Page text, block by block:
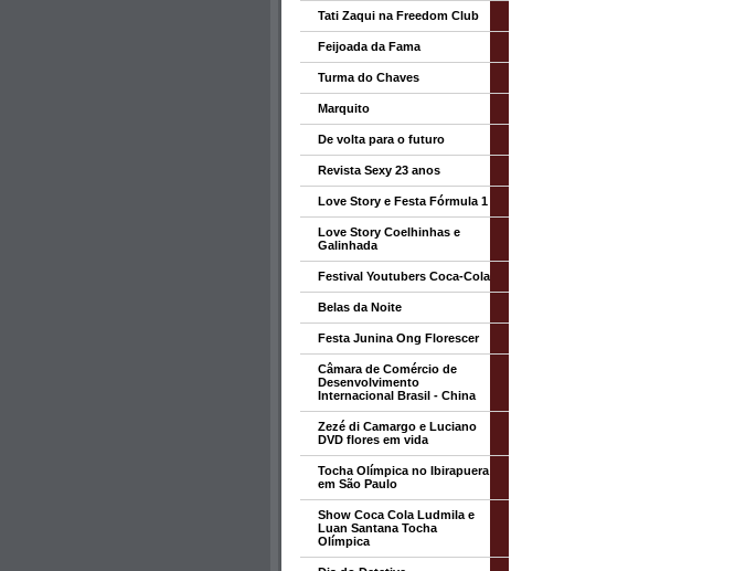
Tati Zaqui na Freedom Club
Feijoada da Fama
Turma do Chaves
Marquito
De volta para o futuro
Revista Sexy 23 anos
Love Story e Festa Fórmula 1
Love Story Coelhinhas e
Galinhada
Festival Youtubers Coca-Cola
Belas da Noite
Festa Junina Ong Florescer
Câmara de Comércio de
Desenvolvimento
Internacional Brasil - China
Zezé di Camargo e Luciano
DVD flores em vida
Tocha Olímpica no Ibirapuera
em São Paulo
Show Coca Cola Ludmila e
Luan Santana Tocha
Olímpica